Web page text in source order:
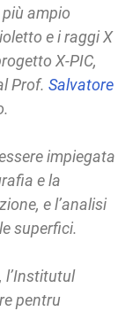
ampio
e i raggi X
X-PIC,
Prof. Salvatore
impiegata
e la
e l’analisi
superfici.
l’Institutul
pentru